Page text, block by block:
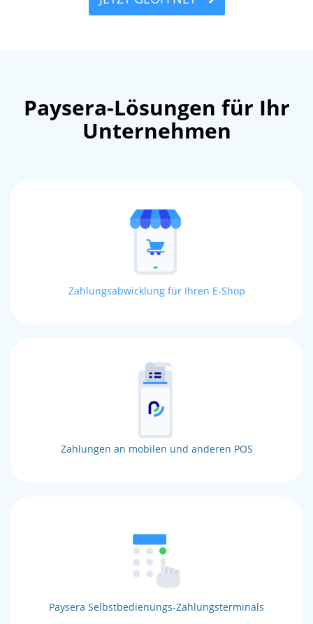
Paysera-Lösungen für Ihr
Unternehmen
Zahlungsabwicklung für Ihren E-Shop
Zahlungen an mobilen und anderen POS
Paysera Selbstbedienungs-Zahlungsterminals